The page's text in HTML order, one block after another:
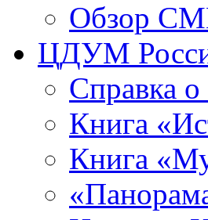
Обзор
ЦДУМ
Справка
Книга
Книга